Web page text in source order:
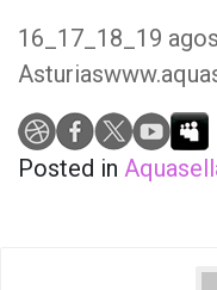
16_17_18_19
Posted in